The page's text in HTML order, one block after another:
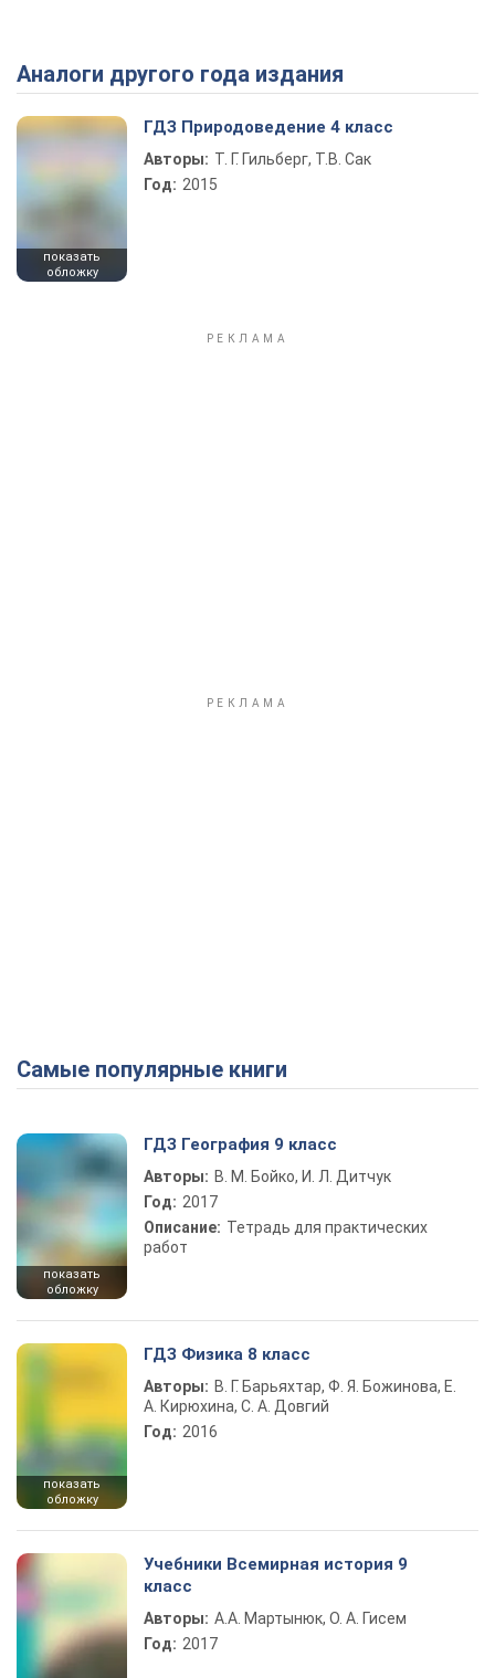
Play Video
Аналоги другого года издания
показать
обложку
ГДЗ Природоведение 4 класс
Авторы: Т. Г. Гильберг, Т.В. Сак
Год: 2015
Самые популярные книги
показать
обложку
ГДЗ География 9 класс
Авторы: В. М. Бойко, И. Л. Дитчук
Год: 2017
Описание: Тетрадь для практических
работ
показать
обложку
ГДЗ Физика 8 класс
Авторы: В. Г. Барьяхтар, Ф. Я. Божинова, Е.
А. Кирюхина, С. А. Довгий
Год: 2016
Учебники Всемирная история 9
класс
Авторы: А.А. Мартынюк, О. А. Гисем
Год: 2017